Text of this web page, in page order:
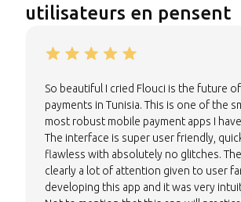
utilisateurs en pensent
So beautiful I cried Flouci is the future
payments in Tunisia. This is one of the
most robust mobile payment apps I
The interface is super user friendly,
flawless with absolutely no glitches.
clearly a lot of attention given to user
developing this app and it was very